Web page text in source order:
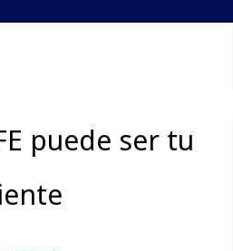
puede ser tu